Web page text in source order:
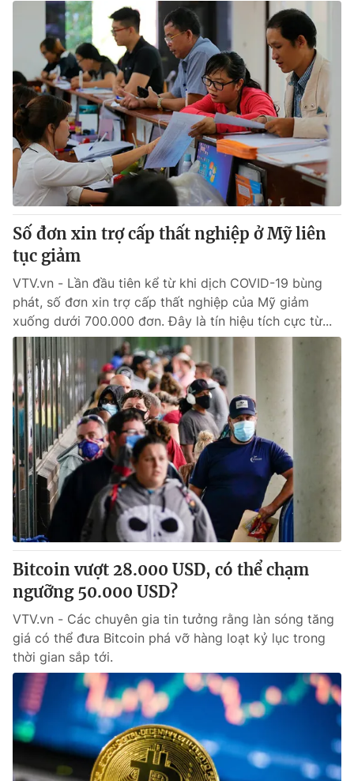
Số đơn xin trợ cấp thất nghiệp ở Mỹ liên
tục giảm
VTV.vn - Lần đầu tiên kể từ khi dịch COVID-19 bùng
phát, số đơn xin trợ cấp thất nghiệp của Mỹ giảm
xuống dưới 700.000 đơn. Đây là tín hiệu tích cực từ...
Bitcoin vượt 28.000 USD, có thể chạm
ngưỡng 50.000 USD?
VTV.vn - Các chuyên gia tin tưởng rằng làn sóng tăng
giá có thể đưa Bitcoin phá vỡ hàng loạt kỷ lục trong
thời gian sắp tới.